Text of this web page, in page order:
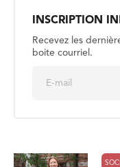
INSCRIPTION
Recevez les
boite courriel.